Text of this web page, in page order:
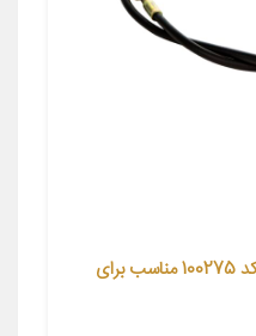
کابل گاز شرکت تکنو کابل سبزوار کد 100275 مناسب برای